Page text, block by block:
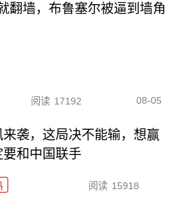
翻墙，布鲁塞尔被逼到墙角
阅读 17192 08-05
来袭，这局决不能输，想赢
要和中国联手
阅读 15918